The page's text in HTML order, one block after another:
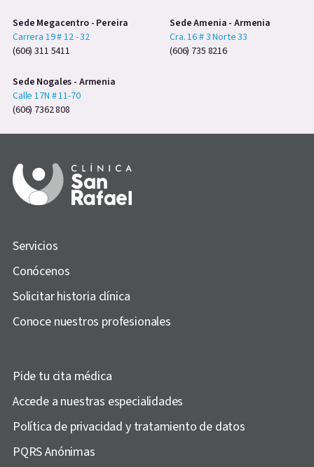
Sede Megacentro - Pereira
Carrera 19 # 12 - 32
(606) 311 5411
Sede Amenia - Armenia
Cra. 16 # 3 Norte 33
(606) 735 8216
Sede Nogales - Armenia
Calle 17N # 11-70
(606) 7362 808
Servicios
Conócenos
Solicitar historia clínica
Conoce nuestros profesionales
Pide tu cita médica
Accede a nuestras especialidades
Política de privacidad y tratamiento de datos
PQRS Anónimas